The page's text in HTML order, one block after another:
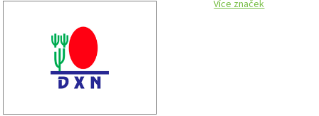
Více značek